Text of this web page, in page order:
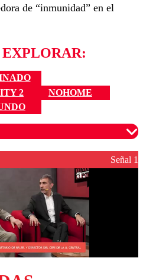
de “inmunidad” en el
2
NOHOME
para garantizar un
respetuoso.
Señal 1